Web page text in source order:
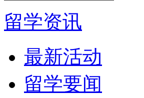
留学资讯
最新活动
留学要闻